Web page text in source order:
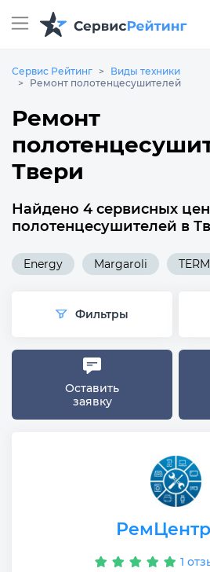
Сервис Рейтинг
Виды техники
Ремонт полотенцесушителей
Ремонт
Твери
Найдено 4 сервисных
полотенцесушителей в
Energy Margaroli
Фильтры
Оставить
заявку
РемЦентр
1